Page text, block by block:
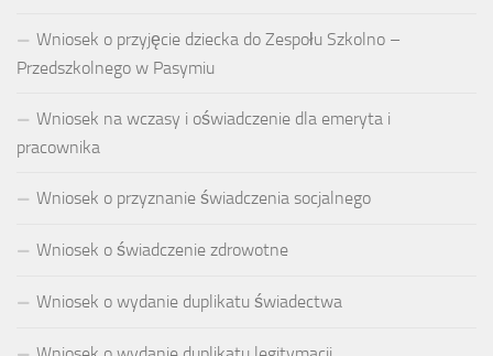
Wniosek o przyjęcie dziecka do Zespołu Szkolno –
Przedszkolnego w Pasymiu
Wniosek na wczasy i oświadczenie dla emeryta i
pracownika
Wniosek o przyznanie świadczenia socjalnego
Wniosek o świadczenie zdrowotne
Wniosek o wydanie duplikatu świadectwa